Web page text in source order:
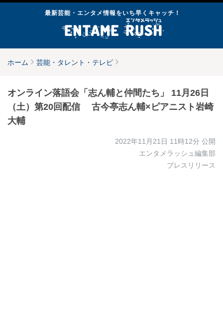
最新芸能・エンタメ情報をいち早くキャッチ！
ホーム 芸能・タレント・テレビ
オンライン落語会「志ん輔と仲間たち」 11月26日
（土）第20回配信 古今亭志ん輔×ピアニスト岩崎
大輔
2022年11月21日 11時12分 公開
エンタメラッシュ編集部
プレスリリース